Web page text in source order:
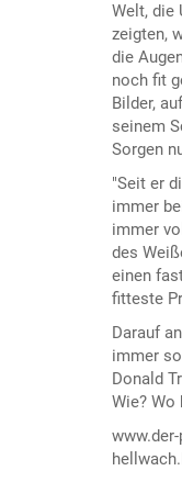
Welt, die
zeigten,
die
noch fit
Bilder,
seinem
Sorgen
"Seit er
immer
immer
des
einen
fitteste
Darauf
immer
Donald
Wie?